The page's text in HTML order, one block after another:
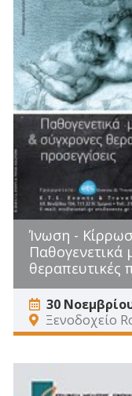
Ίνωση -
Παθογενετικά
θεραπευτικές
30
Ξενοδοχείο